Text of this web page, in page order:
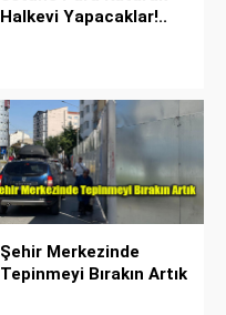
Halkevi Yapacaklar!..
Şehir Merkezinde
Tepinmeyi Bırakın Artık